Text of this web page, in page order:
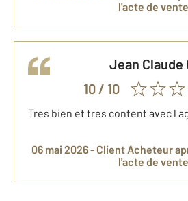
l'acte de vente
Jean Claude
10/ 10
Tres bien et tres content avec l
06 mai 2026 - Client Acheteur
l'acte de vente